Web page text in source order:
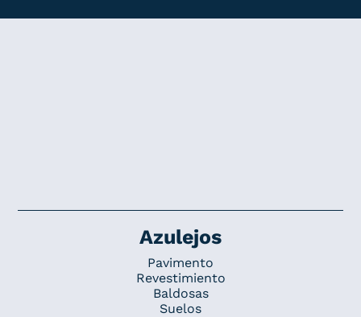
Azulejos
Pavimento
Revestimiento
Baldosas
Suelos